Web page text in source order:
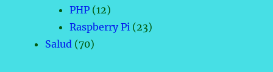
PHP (12)
Raspberry Pi (23)
Salud (70)